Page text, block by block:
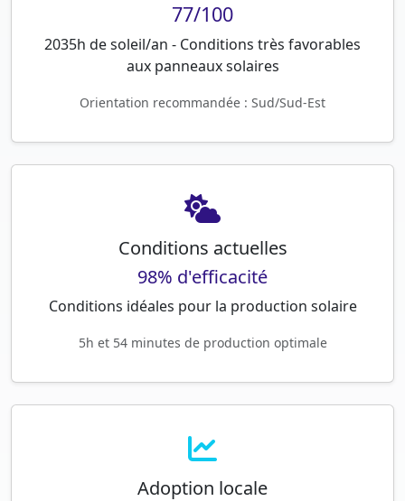
77/100
2035h de soleil/an - Conditions très favorables
aux panneaux solaires
Orientation recommandée : Sud/Sud-Est
Conditions actuelles
98% d'efficacité
Conditions idéales pour la production solaire
5h et 54 minutes de production optimale
Adoption locale